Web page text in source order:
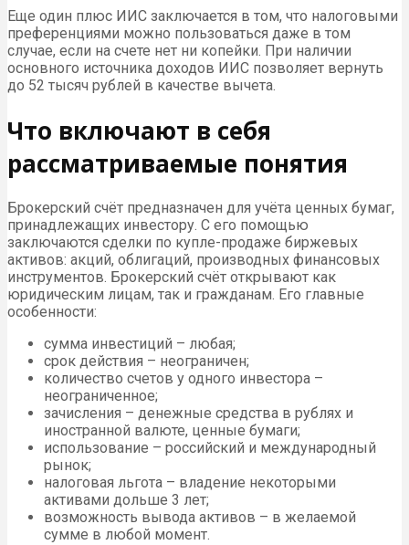
Еще один плюс ИИС заключается в том, что налоговыми
преференциями можно пользоваться даже в том
случае, если на счете нет ни копейки. При наличии
основного источника доходов ИИС позволяет вернуть
до 52 тысяч рублей в качестве вычета.
Что включают в себя
рассматриваемые понятия
Брокерский счёт предназначен для учёта ценных бумаг,
принадлежащих инвестору. С его помощью
заключаются сделки по купле-продаже биржевых
активов: акций, облигаций, производных финансовых
инструментов. Брокерский счёт открывают как
юридическим лицам, так и гражданам. Его главные
особенности:
сумма инвестиций – любая;
срок действия – неограничен;
количество счетов у одного инвестора –
неограниченное;
зачисления – денежные средства в рублях и
иностранной валюте, ценные бумаги;
использование – российский и международный
рынок;
налоговая льгота – владение некоторыми
активами дольше 3 лет;
возможность вывода активов – в желаемой
сумме в любой момент.